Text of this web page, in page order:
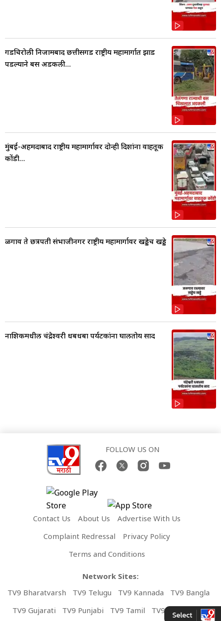
गडचिरोली निजामबाद छत्तीसगड राष्ट्रीय महामार्गात झाड
पडल्याने बस अडकली...
मुंबई-अहमदाबाद राष्ट्रीय महामार्गावर दोन्ही दिशांना वाहतूक
कोंडी...
ळगाव ते छत्रपती संभाजीनगर राष्ट्रीय महामार्गावर खड्डेच खड्डे
नाशिकमधील चंद्रेश्वरी धबधबा पर्यटकांना घालतोय साद
FOLLOW US ON
Contact Us About Us
Advertise With Us
Complaint Redressal
Privacy Policy
Terms and Conditions
Network Sites:
TV9 Bharatvarsh
TV9 Telugu TV9 Kannada
TV9 Bangla
TV9 Gujarati
TV9 Punjabi TV9 Tamil TV9 Malayalam